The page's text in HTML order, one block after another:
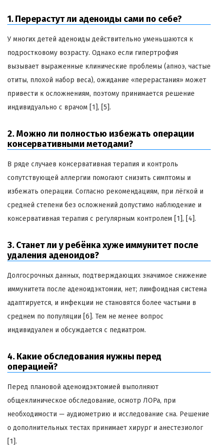
1. Перерастут ли аденоиды сами по себе?
У многих детей аденоиды действительно уменьшаются к
подростковому возрасту. Однако если гипертрофия
вызывает выраженные клинические проблемы (апноэ, частые
отиты, плохой набор веса), ожидание «перерастания» может
привести к осложнениям, поэтому принимается решение
индивидуально с врачом [1], [5].
2. Можно ли полностью избежать операции
консервативными методами?
В ряде случаев консервативная терапия и контроль
сопутствующей аллергии помогают снизить симптомы и
избежать операции. Согласно рекомендациям, при лёгкой и
средней степени без осложнений допустимо наблюдение и
консервативная терапия с регулярным контролем [1], [4].
3. Станет ли у ребёнка хуже иммунитет после
удаления аденоидов?
Долгосрочных данных, подтверждающих значимое снижение
иммунитета после аденоидэктомии, нет; лимфоидная система
адаптируется, и инфекции не становятся более частыми в
среднем по популяции [6]. Тем не менее вопрос
индивидуален и обсуждается с педиатром.
4. Какие обследования нужны перед
операцией?
Перед плановой аденоидэктомией выполняют
общеклиническое обследование, осмотр ЛОРа, при
необходимости — аудиометрию и исследование сна. Решение
о дополнительных тестах принимает хирург и анестезиолог
[1].